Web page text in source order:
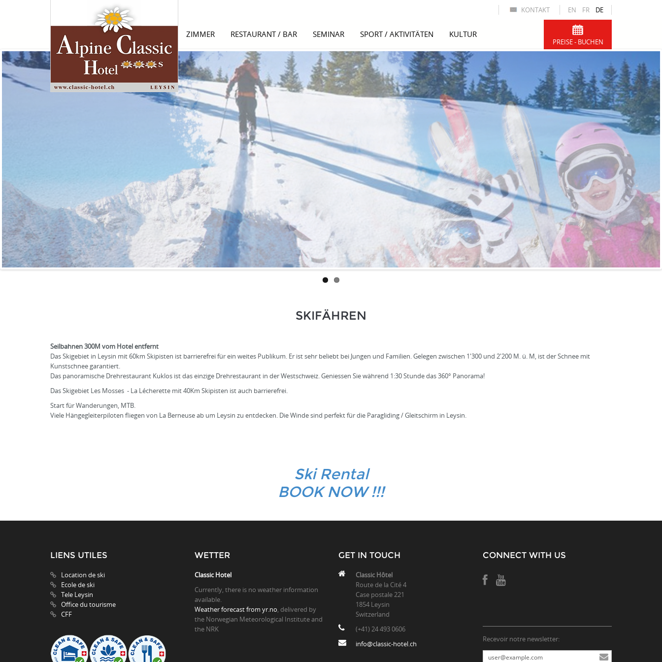
EN FR DE
KONTAKT
ZIMMER RESTAURANT / BAR SEMINAR SPORT / AKTIVITÄTEN KULTUR
PREISE - BUCHEN
SKIFÄHREN
Seilbahnen 300M vom Hotel entfernt
Das Skigebiet in Leysin mit 60km Skipisten ist barrierefrei für ein weites Publikum. Er ist sehr beliebt bei Jungen und Familien. Gelegen zwischen 1'300 und 2'200 M. ü. M, ist der Schnee mit
Kunstschnee garantiert.
Das panoramische Drehrestaurant Kuklos ist das einzige Drehrestaurant in der Westschweiz. Geniessen Sie während 1:30 Stunde das 360° Panorama!
Das Skigebiet Les Mosses - La Lécherette mit 40Km Skipisten ist auch barrierefrei.
Start für Wanderungen, MTB.
Viele Hängegleiterpiloten fliegen von La Berneuse ab um Leysin zu entdecken. Die Winde sind perfekt für die Paragliding / Gleitschirm in Leysin.
Ski Rental
BOOK NOW !!!
LIENS UTILES
Location de ski
Ecole de ski
Tele Leysin
Office du tourisme
CFF
WETTER
Classic Hotel
Currently, there is no weather information
available.
Weather forecast from yr.no, delivered by
the Norwegian Meteorological Institute and
the NRK
GET IN TOUCH
Classic Hôtel
Route de la Cité 4
Case postale 221
1854 Leysin
Switzerland
(+41) 24 493 0606
info@classic-hotel.ch
CONNECT WITH US
Recevoir notre newsletter: